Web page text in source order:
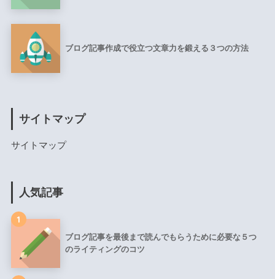
ブログ記事作成で役立つ文章力を鍛える３つの方法
サイトマップ
サイトマップ
人気記事
1
ブログ記事を最後まで読んでもらうために必要な５つ
のライティングのコツ